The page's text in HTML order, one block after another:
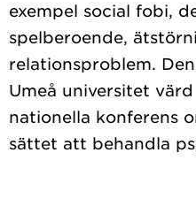
exempel social fobi,
spelberoende,
relationsproblem.
Umeå universitet
nationella konferens